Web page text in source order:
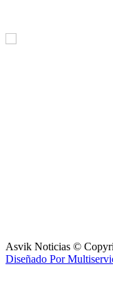
Asvik Noticias ©
Diseñado Por